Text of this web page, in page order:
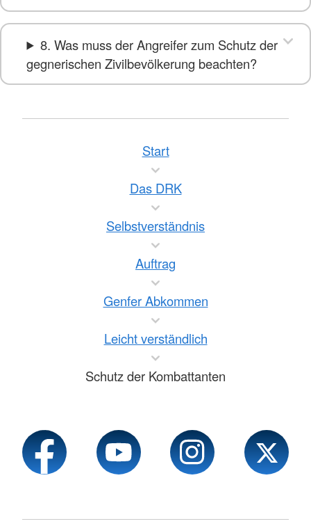
8. Was muss der Angreifer zum Schutz der
gegnerischen Zivilbevölkerung beachten?
Start
Das DRK
Selbstverständnis
Auftrag
Genfer Abkommen
Leicht verständlich
Schutz der Kombattanten